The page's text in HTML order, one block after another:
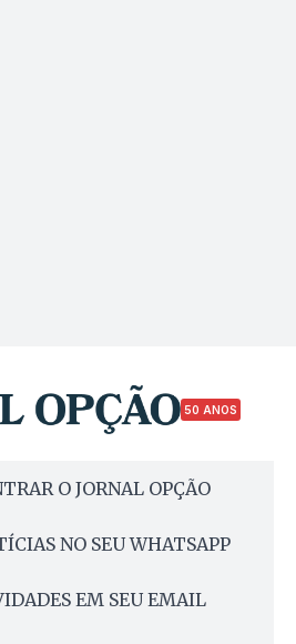
50 ANOS
O JORNAL OPÇÃO
NO SEU WHATSAPP
EM SEU EMAIL